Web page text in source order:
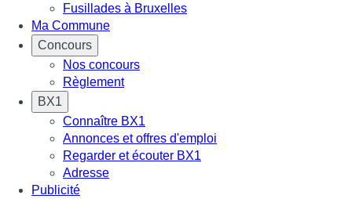
Fusillades à Bruxelles
Ma Commune
Concours
Nos concours
Règlement
BX1
Connaître BX1
Annonces et offres d'emploi
Regarder et écouter BX1
Adresse
Publicité